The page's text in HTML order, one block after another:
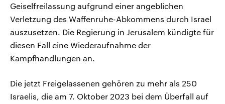
Geiselfreilassung aufgrund einer angeblichen
Verletzung des Waffenruhe-Abkommens durch Israel
auszusetzen. Die Regierung in Jerusalem kündigte für
diesen Fall eine Wiederaufnahme der
Kampfhandlungen an.
Die jetzt Freigelassenen gehören zu mehr als 250
Israelis, die am 7. Oktober 2023 bei dem Überfall auf